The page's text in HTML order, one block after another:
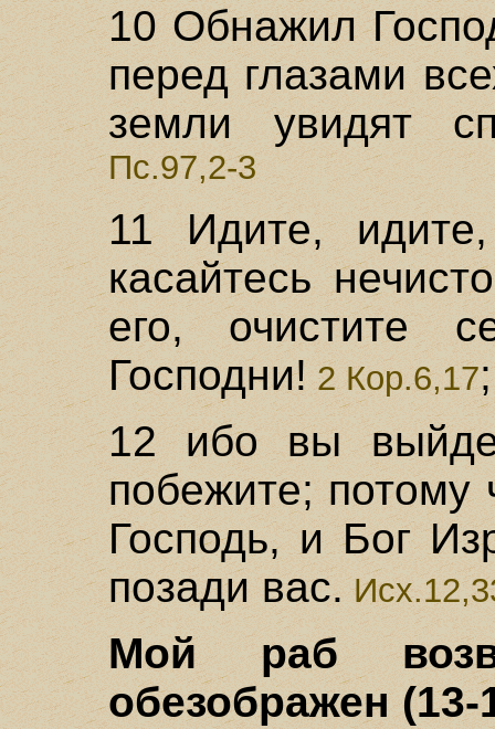
10 Обнажил
перед глазами
земли увидят
Пс.97,2-3
11 Идите,
касайтесь
его, очистите
Господни! 2 Кор.6,17
12 ибо вы
побежите; потому
Господь, и Бог
позади вас.
Мой раб
обезображен (13-